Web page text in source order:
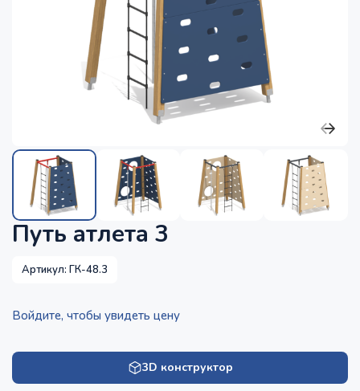
Путь атлета 3
Артикул:ГК-48.3
Войдите, чтобы увидеть цену
3D конструктор